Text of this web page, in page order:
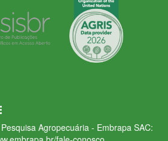
Agropecuária - Embrapa SAC: